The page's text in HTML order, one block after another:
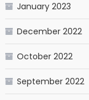
January 2023
December 2022
October 2022
September 2022